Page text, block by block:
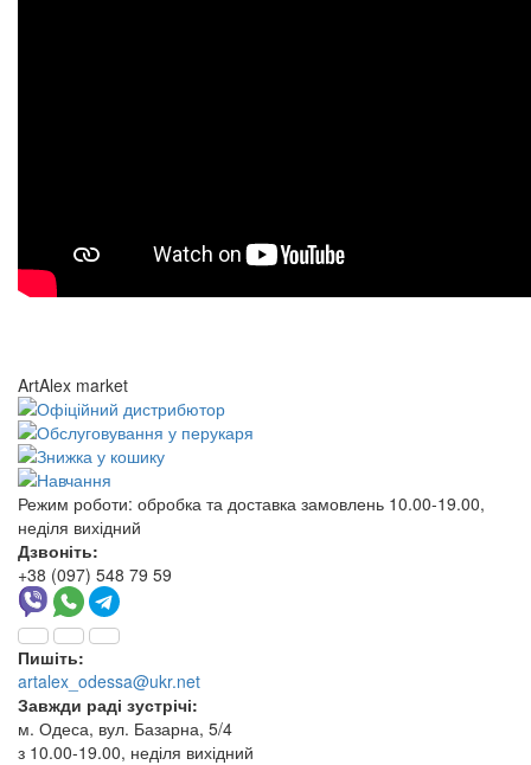
ArtAlex market
Режим роботи: обробка та доставка замовлень 10.00-19.00,
неділя вихідний
Дзвоніть:
+38 (097) 548 79 59
Пишіть:
artalex_odessa@ukr.net
Завжди раді зустрічі:
м. Одеса, вул. Базарна, 5/4
з 10.00-19.00, неділя вихідний